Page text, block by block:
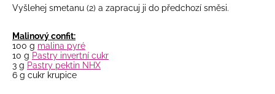
Vyšlehej smetanu (2) a zapracuj ji do předchozí směsi.
Malinový confit:
100 g malina pyré
10 g Pastry invertní cukr
3 g Pastry pektin NHX
6 g cukr krupice